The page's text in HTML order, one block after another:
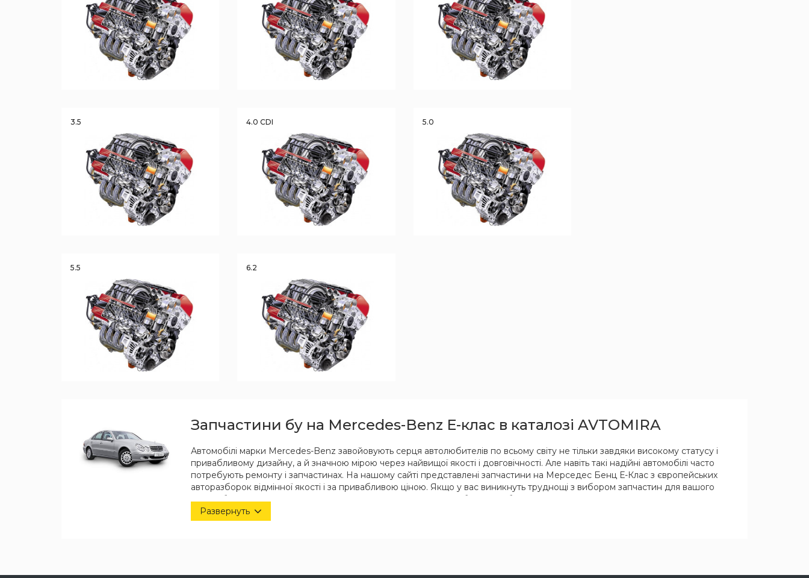
3.5 4.0 CDI 5.0
5.5 6.2
Запчастини бу на Mercedes-Benz E-клас в каталозі AVTOMIRA
Автомобілі марки Mercedes-Benz завойовують серця автолюбителів по всьому світу не тільки завдяки високому статусу і
привабливому дизайну, а й значною мірою через найвищої якості і довговічності. Але навіть такі надійні автомобілі часто
потребують ремонту і запчастинах. На нашому сайті представлені запчастини на Мерседес Бенц Е-Клас з європейських
авторазборок відмінної якості і за привабливою ціною. Якщо у вас виникнуть труднощі з вибором запчастин для вашого
автомобіля, наші менеджери оперативно допоможуть вам підібрати необхідні запчастини і оформити замовлення.
Якісні аналоги запчастин на Mercedes-Benz
але ви можете замовити і купити та інші автозапчастини Мерседес-бенц E-Class (W212, W124, W211), яких на даний момент
Развернуть